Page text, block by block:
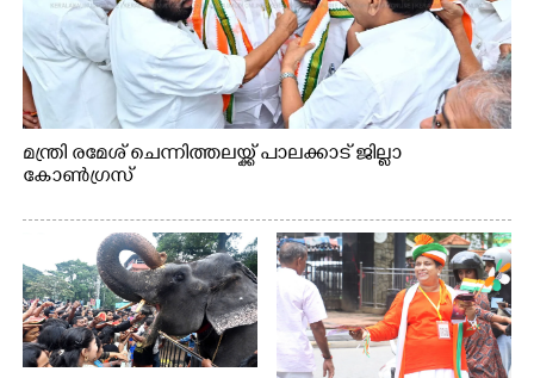
മന്ത്രി രമേശ് ചെന്നിത്തലയ്ക്ക് പാലക്കാട് ജില്ലാ
കോൺഗ്രസ്